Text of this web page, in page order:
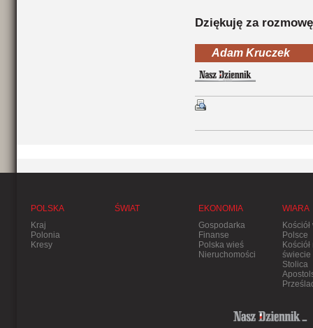
Dziękuję za
Adam Kruczek
POLSKA
Kraj
Polonia
Kresy
ŚWIAT
EKONOMIA
Gospodarka
Finanse
Polska wieś
Nieruchomości
WIARA
Kościół
Polsce
Kościół
świecie
Stolica